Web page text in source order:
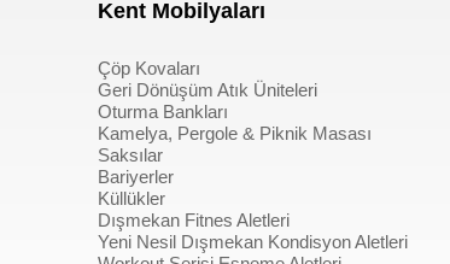
Kent Mobilyaları
Çöp Kovaları
Geri Dönüşüm Atık Üniteleri
Oturma Bankları
Kamelya, Pergole & Piknik Masası
Saksılar
Bariyerler
Küllükler
Dışmekan Fitnes Aletleri
Yeni Nesil Dışmekan Kondisyon Aletleri